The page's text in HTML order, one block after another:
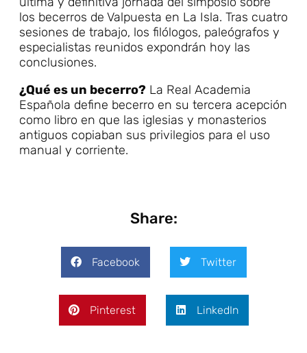
los becerros de Valpuesta en La Isla. Tras cuatro
sesiones de trabajo, los filólogos, paleógrafos y
especialistas reunidos expondrán hoy las
conclusiones.
¿Qué es un becerro? La Real Academia
Española define becerro en su tercera acepción
como libro en que las iglesias y monasterios
antiguos copiaban sus privilegios para el uso
manual y corriente.
Share:
Facebook Twitter
Pinterest LinkedIn